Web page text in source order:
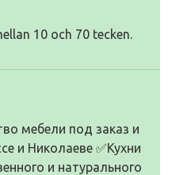
10 och 70 tecken.
мебели под заказ и
и Николаеве ✅Кухни
и натурального